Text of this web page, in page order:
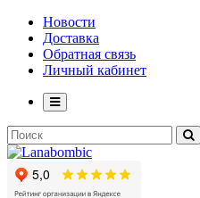
Новости
Доставка
Обратная связь
Личный кабинет